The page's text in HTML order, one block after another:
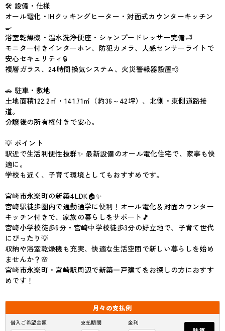
🛠 設備・仕様
オール電化・IHクッキングヒーター・対面式カウンターキッチン
🍳
浴室乾燥機・温水洗浄便座・シャンプードレッサー完備🛁
モニター付きインターホン、防犯カメラ、人感センサーライトで
安心セキュリティ🔒
複層ガラス、24時間換気システム、火災警報器設置💨
🚗 駐車・敷地
土地面積122.2㎡・141.71㎡（約36～42坪）、北側・東側道路接
道。
分譲後の所有権付きで安心。
💡 ポイント
駅近で生活利便性抜群✨ 最新設備のオール電化住宅で、家事も快
適に。
学校も近く、子育て環境としてもおすすめです。
宮崎市永楽町の新築4LDK🏠✨
宮崎駅徒歩圏内で通勤通学に便利！オール電化＆対面カウンター
キッチン付きで、家族の暮らしをサポート🎵
宮崎小学校徒歩9分・宮崎中学校徒歩3分の好立地で、子育て世代
にぴったり💡
収納や浴室乾燥機も充実、快適な生活空間で新しい暮らしを始め
ませんか？🌸
宮崎市永楽町・宮崎駅周辺で新築一戸建てをお探しの方におすす
めです！
月々の支払例
借入ご希望金額 支払期間 金利